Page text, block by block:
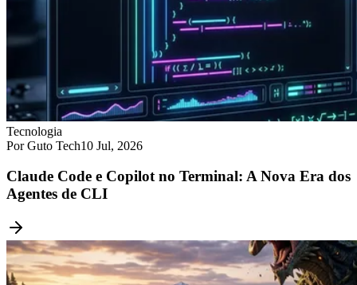
Tecnologia
Por Guto Tech10 Jul, 2026
Claude Code e Copilot no Terminal: A Nova Era dos
Agentes de CLI